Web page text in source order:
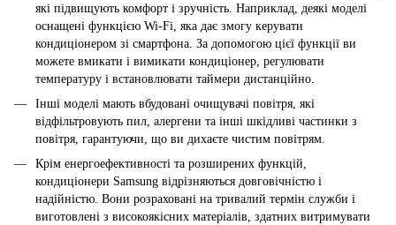
які підвищують комфорт і зручність. Наприклад, деякі моделі
оснащені функцією Wi-Fi, яка дає змогу керувати
кондиціонером зі смартфона. За допомогою цієї функції ви
можете вмикати і вимикати кондиціонер, регулювати
температуру і встановлювати таймери дистанційно.
Інші моделі мають вбудовані очищувачі повітря, які
відфільтровують пил, алергени та інші шкідливі частинки з
повітря, гарантуючи, що ви дихаєте чистим повітрям.
Крім енергоефективності та розширених функцій,
кондиціонери Samsung відрізняються довговічністю і
надійністю. Вони розраховані на тривалий термін служби і
виготовлені з високоякісних матеріалів, здатних витримувати